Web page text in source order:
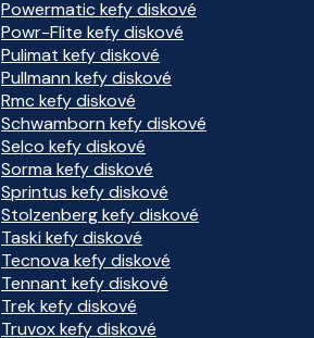
Powermatic kefy diskové
Powr-Flite kefy diskové
Pulimat kefy diskové
Pullmann kefy diskové
Rmc kefy diskové
Schwamborn kefy diskové
Selco kefy diskové
Sorma kefy diskové
Sprintus kefy diskové
Stolzenberg kefy diskové
Taski kefy diskové
Tecnova kefy diskové
Tennant kefy diskové
Trek kefy diskové
Truvox kefy diskové